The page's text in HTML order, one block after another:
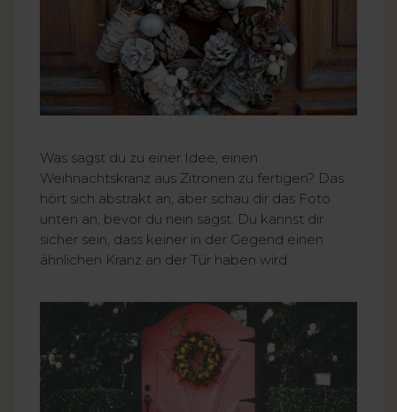
Was sagst du zu einer Idee, einen
Weihnachtskranz aus Zitronen zu fertigen? Das
hört sich abstrakt an, aber schau dir das Foto
unten an, bevor du nein sagst. Du kannst dir
sicher sein, dass keiner in der Gegend einen
ähnlichen Kranz an der Tür haben wird.